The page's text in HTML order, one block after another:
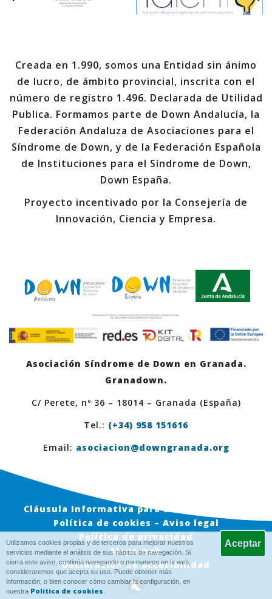
Creada en 1.990, somos una Entidad sin ánimo
de lucro, de ámbito provincial, inscrita con el
número de registro 1.496. Declarada de Utilidad
Publica. Formamos parte de Down Andalucía, la
Federación Andaluza de Asociaciones para el
Síndrome de Down, y de la Federación Española
de Instituciones para el Síndrome de Down,
Down España.
Proyecto incentivado por la Consejería de
Innovación, Ciencia y Empresa.
Asociación Síndrome de Down en Granada.
Granadown.
C/ Perete, nº 36 – 18014 – Granada (España)
Tel.: (+34) 958 151616
Email: asociacion@downgranada.org
Cláusula Informativa para usuarios en Web
Política de cookies – Aviso legal
Política de privacidad
Mapa web
Declaración de accesibilidad
Utilizamos cookies propias y de terceros para mejorar nuestros
servicios mediante el análisis de sus hábitos de navegación. Si
cierra este aviso, continúa navegando o permanece en la web,
consideraremos que acepta su uso. Puede obtener más
información, o bien conocer cómo cambiar la configuración, en
nuestra Política de cookies